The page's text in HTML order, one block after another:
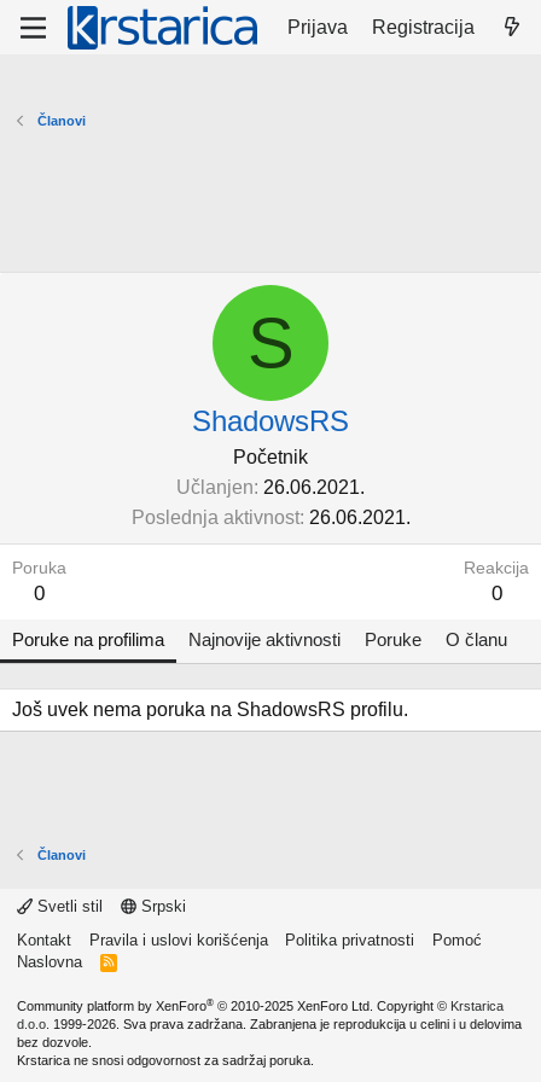
Prijava Registracija
Članovi
S
ShadowsRS
Početnik
Učlanjen 26.06.2021.
Poslednja aktivnost 26.06.2021.
Poruka
0
Reakcija
0
Poruke na profilima Najnovije aktivnosti Poruke O članu
Još uvek nema poruka na ShadowsRS profilu.
Članovi
Svetli stil
Srpski
Kontakt
Pravila i uslovi korišćenja Politika privatnosti
Pomoć
Naslovna
R
Community platform by XenForo® © 2010-2025 XenForo Ltd. Copyright © Krstarica
d.o.o. 1999-2026. Sva prava zadržana. Zabranjena je reprodukcija u celini i u delovima
bez dozvole.
Krstarica ne snosi odgovornost za sadržaj poruka.